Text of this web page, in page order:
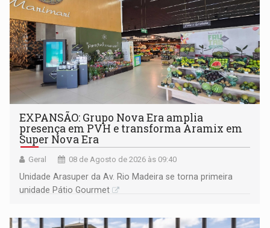
EXPANSÃO: Grupo Nova Era amplia
presença em PVH e transforma Aramix em
Super Nova Era
Geral 08 de Agosto de 2026 às 09:40
Unidade Arasuper da Av. Rio Madeira se torna primeira
unidade Pátio Gourmet